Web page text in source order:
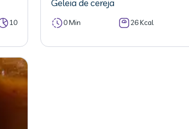
10
Geleia de cereja
0 Min 26 Kcal